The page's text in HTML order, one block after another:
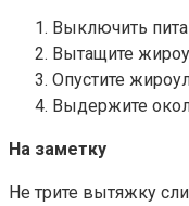
Выключить
Вытащите
Опустите
Выдержите
На заметку
Не трите вытяжку